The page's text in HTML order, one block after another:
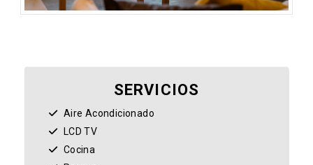
SERVICIOS
Aire Acondicionado
LCD TV
Cocina